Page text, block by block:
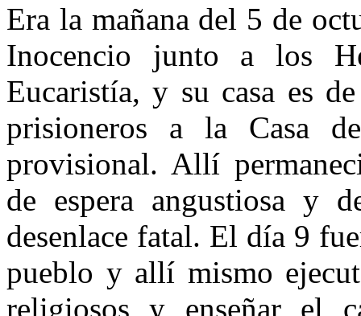
Era la mañana del 5 de
Inocencio junto a los
Eucaristía, y su casa es
prisioneros a la Casa
provisional. Allí
de espera angustiosa y
desenlace fatal. El día 9
pueblo y allí mismo
religiosos y enseñar el